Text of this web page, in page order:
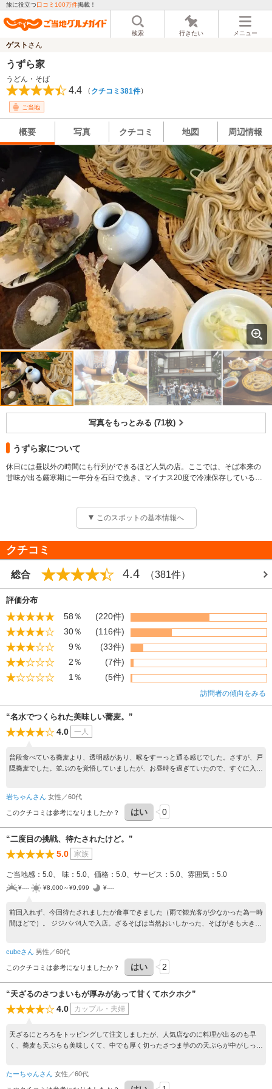
旅に役立つ口コミ100万件掲載！
検索 行きたい メニュー
ゲスト さん
うずら家
うどん・そば
4.4 （ クチコミ381件）
ご当地
概要 写真 クチコミ 地図 周辺情報
写真をもっとみる (71枚)
うずら家について
休日には昼以外の時間にも行列ができるほど人気の店。ここでは、そば本来の
甘味が出る厳寒期に一年分を石臼で挽き、マイナス20度で冷凍保存しているか
このスポットの基本情報へ
クチコミ
総合 4.4 （381件）
評価分布
58％
(220件)
30％
(116件)
9％
(33件)
2％
(7件)
1％
(5件)
訪問者の傾向をみる
“名水でつくられた美味しい蕎麦。”
4.0 一人
普段食べている蕎麦より、透明感があり、喉をすーっと通る感じでした。さすが、戸
隠蕎麦でした。並ぶのを覚悟していましたが、お昼時を過ぎていたので、すぐに入れ
岩ちゃんさん 女性／60代
このクチコミは参考になりましたか？ はい 0
“二度目の挑戦、待たされたけど。”
5.0 家族
ご当地感：5.0、 味：5.0、価格：5.0、サービス：5.0、雰囲気：5.0
¥---- ¥8,000～¥9,999 ¥----
前回入れず、今回待たされましたが食事できました（雨で観光客が少なかった為一時
間ほどで）。 ジジババ4人で入店。ざるそばは当然おいしかった、そばがきも大きく
リンギ、しめじ、椎茸と量の多くサクサクでおいしかったです。蕎麦豆腐も食べてか
ったのですが売り切れ。すでにお腹いっぱい、売り切れでよかったかも。お店の方々
も親切な接客でとても居心地がよかった。今度は暖かい蕎麦も食べてみたい。
cubeさん 男性／60代
このクチコミは参考になりましたか？ はい 2
“天ざるのさつまいもが厚みがあって甘くてホクホク”
4.0 カップル・夫婦
天ざるにとろろをトッピングして注文しましたが、人気店なのに料理が出るのも早
く、蕎麦も天ぷらも美味しくて、中でも厚く切ったさつま芋のの天ぷらが中がしっと
たーちゃんさん 女性／60代